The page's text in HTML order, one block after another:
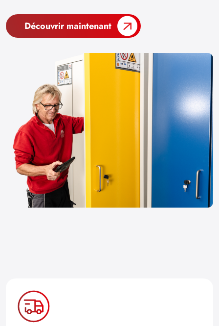
Découvrir maintenant